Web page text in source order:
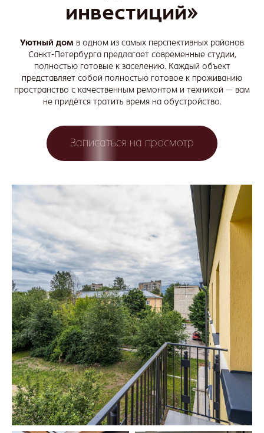
инвестиций»
Уютный дом в одном из самых перспективных районов
Санкт-Петербурга предлагает современные студии,
полностью готовые к заселению. Каждый объект
представляет собой полностью готовое к проживанию
пространство с качественным ремонтом и техникой — вам
не придётся тратить время на обустройство.
Записаться на просмотр